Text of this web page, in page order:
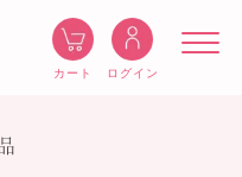
ログイン
カート